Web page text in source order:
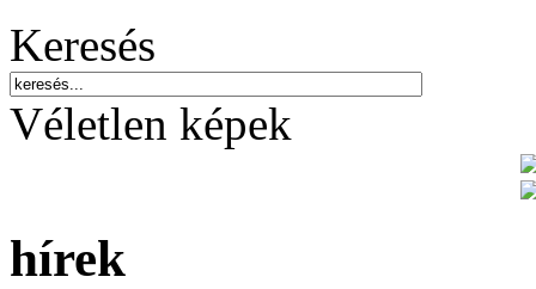
Keresés
Véletlen képek
hírek